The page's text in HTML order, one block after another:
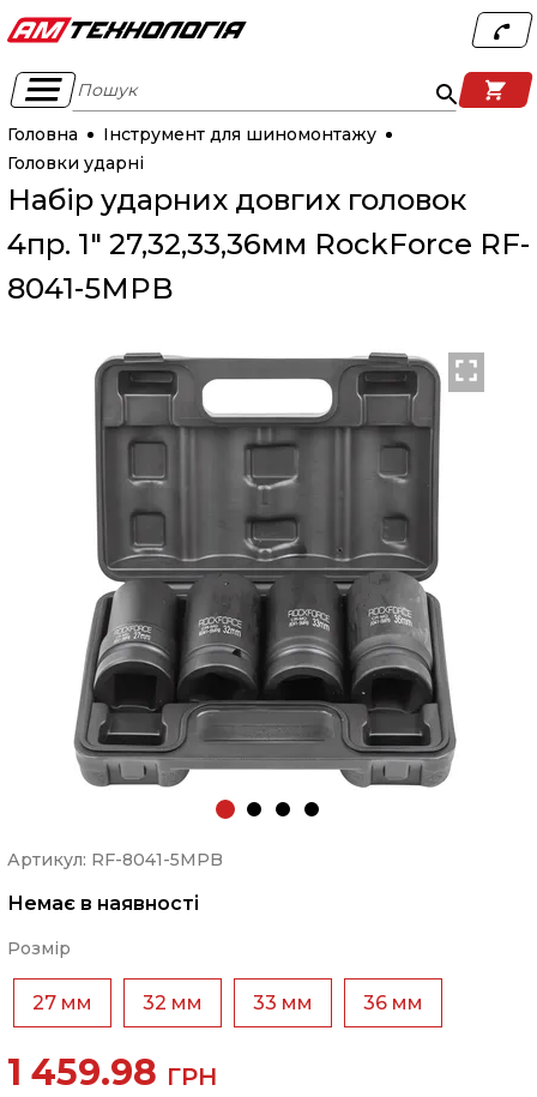
Пошук
Головна
Інструмент для шиномонтажу
Головки ударні
Набір ударних довгих головок
4пр. 1" 27,32,33,36мм RockForce RF-
8041-5MPB
Артикул: RF-8041-5MPB
Немає в наявності
Розмір
27 мм 32 мм 33 мм 36 мм
1 459.98 ГРН